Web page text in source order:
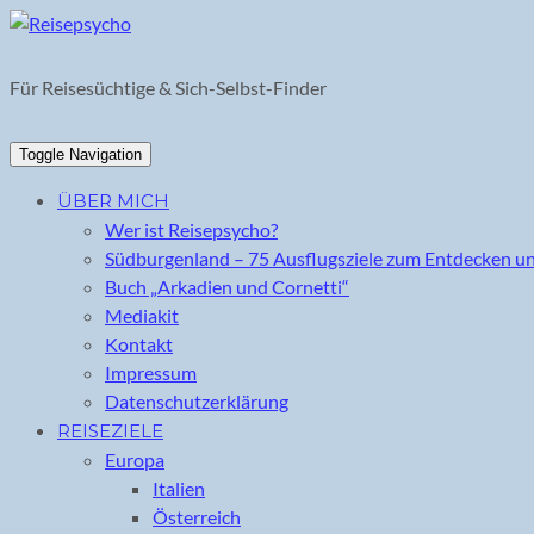
Skip
content
Für Reisesüchtige & Sich-Selbst-Finder
Toggle Navigation
ÜBER MICH
Wer ist Reisepsycho?
Südburgenland – 75 Ausflugsziele zum Entdecken
Buch „Arkadien und Cornetti“
Mediakit
Kontakt
Impressum
Datenschutzerklärung
REISEZIELE
Europa
Italien
Österreich